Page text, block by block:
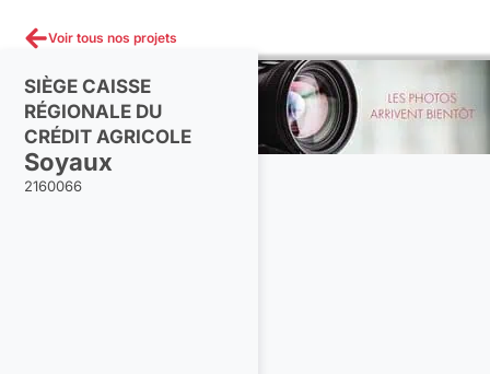
Voir tous nos projets
SIÈGE CAISSE
RÉGIONALE DU
CRÉDIT AGRICOLE
Soyaux
2160066